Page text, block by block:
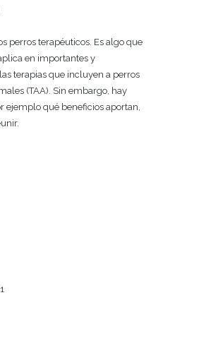
perros terapéuticos. Es algo que
en importantes y
terapias que incluyen a perros
(TAA). Sin embargo, hay
ejemplo qué beneficios aportan,
1